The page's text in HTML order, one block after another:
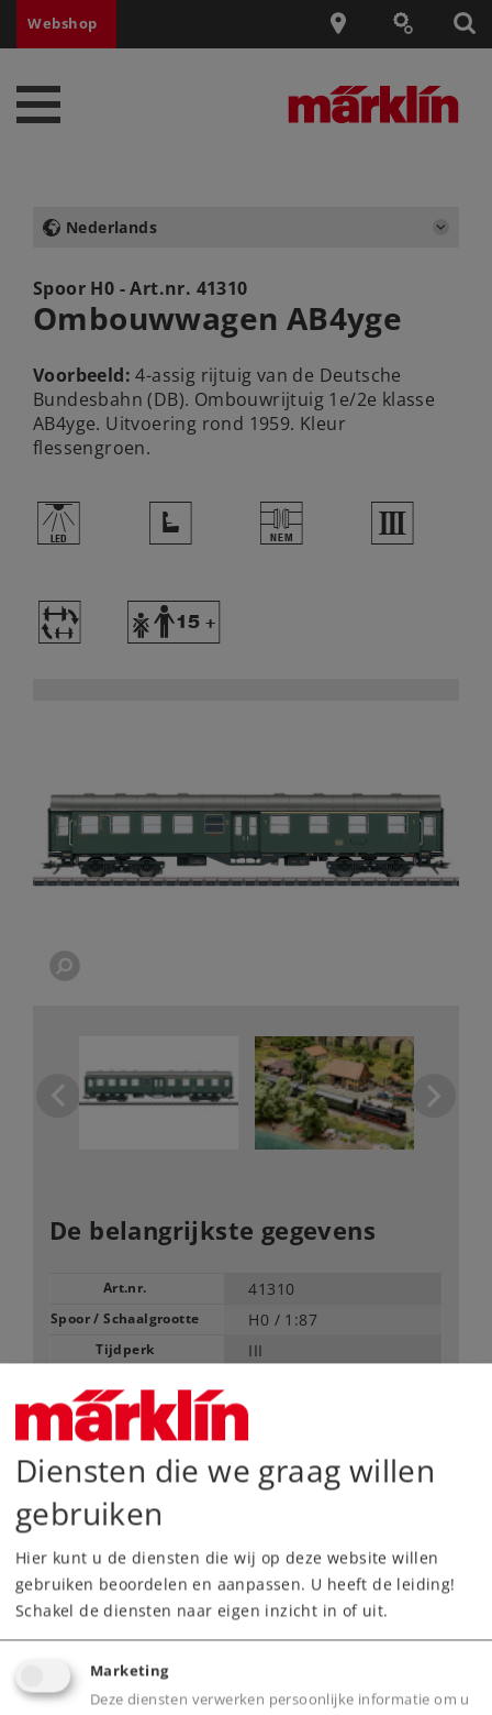
Webshop
Nederlands
Spoor H0 - Art.nr. 41310
Ombouwwagen AB4yge
Voorbeeld: 4-assig rijtuig van de Deutsche
Bundesbahn (DB). Ombouwrijtuig 1e/2e klasse
AB4yge. Uitvoering rond 1959. Kleur
flessengroen.
, j U 3
~ Y
De belangrijkste gegevens
Art.nr. 41310
Spoor / Schaalgrootte H0 / 1:87
Tijdperk III
Vanaf fabriek uitverkocht.
Dealer zoeken
Downloads
Onderdelen bestellen
Diensten die we graag willen
gebruiken
Hier kunt u de diensten die wij op deze website willen
gebruiken beoordelen en aanpassen. U heeft de leiding!
Schakel de diensten naar eigen inzicht in of uit.
Marketing
Deze diensten verwerken persoonlijke informatie om u